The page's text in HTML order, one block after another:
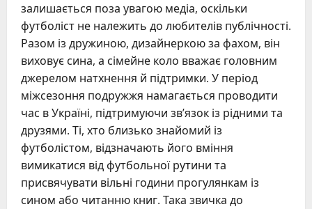
залишається поза увагою медіа, оскільки
футболіст не належить до любителів публічності.
Разом із дружиною, дизайнеркою за фахом, він
виховує сина, а сімейне коло вважає головним
джерелом натхнення й підтримки. У період
міжсезоння подружжя намагається проводити
час в Україні, підтримуючи зв’язок із рідними та
друзями. Ті, хто близько знайомий із
футболістом, відзначають його вміння
вимикатися від футбольної рутини та
присвячувати вільні години прогулянкам із
сином або читанню книг. Така звичка до